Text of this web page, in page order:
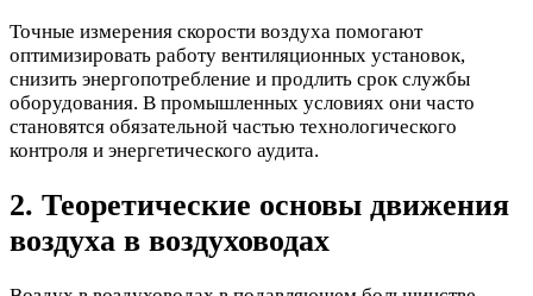
Точные измерения скорости воздуха помогают
оптимизировать работу вентиляционных установок,
снизить энергопотребление и продлить срок службы
оборудования. В промышленных условиях они часто
становятся обязательной частью технологического
контроля и энергетического аудита.
2. Теоретические основы движения
воздуха в воздуховодах